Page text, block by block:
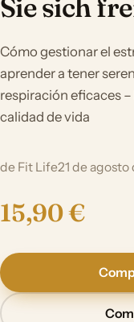
Sie sich
Cómo gestionar el
aprender a tener
respiración eficaces
calidad de vida
de Fit Life21 de agosto
15,90 €